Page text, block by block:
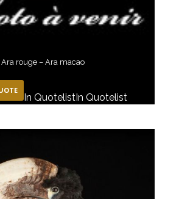
Ara rouge – Ara macao
In Quotelist In Quotelist